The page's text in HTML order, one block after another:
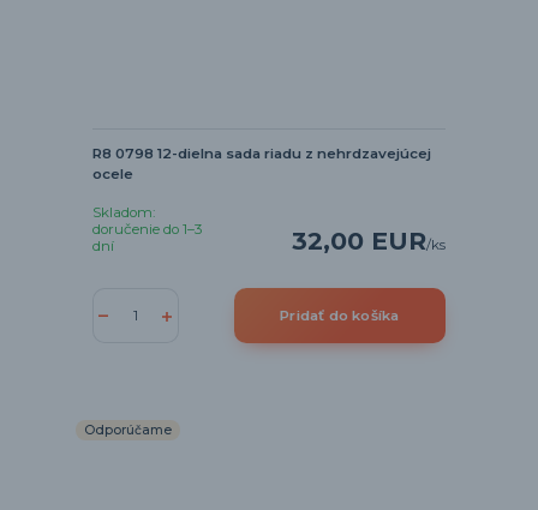
R8 0798 12-dielna sada riadu z nehrdzavejúcej
ocele
32,00 EUR/ks
Skladom:
doručenie do 1–3
dní
Pridať do košíka
Odporúčame